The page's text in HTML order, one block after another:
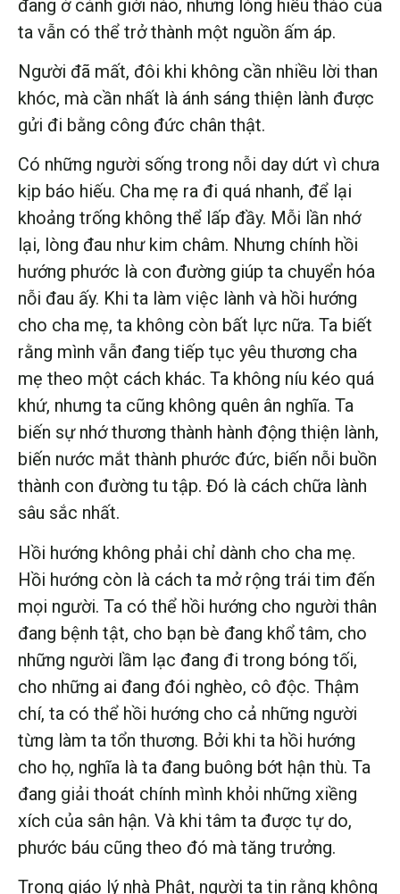
đang ở cảnh giới nào, nhưng lòng hiếu thảo của
ta vẫn có thể trở thành một nguồn ấm áp.
Người đã mất, đôi khi không cần nhiều lời than
khóc, mà cần nhất là ánh sáng thiện lành được
gửi đi bằng công đức chân thật.
Có những người sống trong nỗi day dứt vì chưa
kịp báo hiếu. Cha mẹ ra đi quá nhanh, để lại
khoảng trống không thể lấp đầy. Mỗi lần nhớ
lại, lòng đau như kim châm. Nhưng chính hồi
hướng phước là con đường giúp ta chuyển hóa
nỗi đau ấy. Khi ta làm việc lành và hồi hướng
cho cha mẹ, ta không còn bất lực nữa. Ta biết
rằng mình vẫn đang tiếp tục yêu thương cha
mẹ theo một cách khác. Ta không níu kéo quá
khứ, nhưng ta cũng không quên ân nghĩa. Ta
biến sự nhớ thương thành hành động thiện lành,
biến nước mắt thành phước đức, biến nỗi buồn
thành con đường tu tập. Đó là cách chữa lành
sâu sắc nhất.
Hồi hướng không phải chỉ dành cho cha mẹ.
Hồi hướng còn là cách ta mở rộng trái tim đến
mọi người. Ta có thể hồi hướng cho người thân
đang bệnh tật, cho bạn bè đang khổ tâm, cho
những người lầm lạc đang đi trong bóng tối,
cho những ai đang đói nghèo, cô độc. Thậm
chí, ta có thể hồi hướng cho cả những người
từng làm ta tổn thương. Bởi khi ta hồi hướng
cho họ, nghĩa là ta đang buông bớt hận thù. Ta
đang giải thoát chính mình khỏi những xiềng
xích của sân hận. Và khi tâm ta được tự do,
phước báu cũng theo đó mà tăng trưởng.
Trong giáo lý nhà Phật, người ta tin rằng không